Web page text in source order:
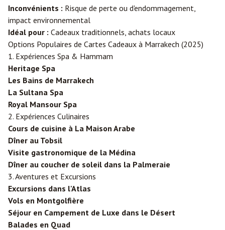
Inconvénients : Risque de perte ou d'endommagement,
impact environnemental
Idéal pour : Cadeaux traditionnels, achats locaux
Options Populaires de Cartes Cadeaux à Marrakech (2025)
1. Expériences Spa & Hammam
Heritage Spa
Les Bains de Marrakech
La Sultana Spa
Royal Mansour Spa
2. Expériences Culinaires
Cours de cuisine à La Maison Arabe
Dîner au Tobsil
Visite gastronomique de la Médina
Dîner au coucher de soleil dans la Palmeraie
3. Aventures et Excursions
Excursions dans l'Atlas
Vols en Montgolfière
Séjour en Campement de Luxe dans le Désert
Balades en Quad